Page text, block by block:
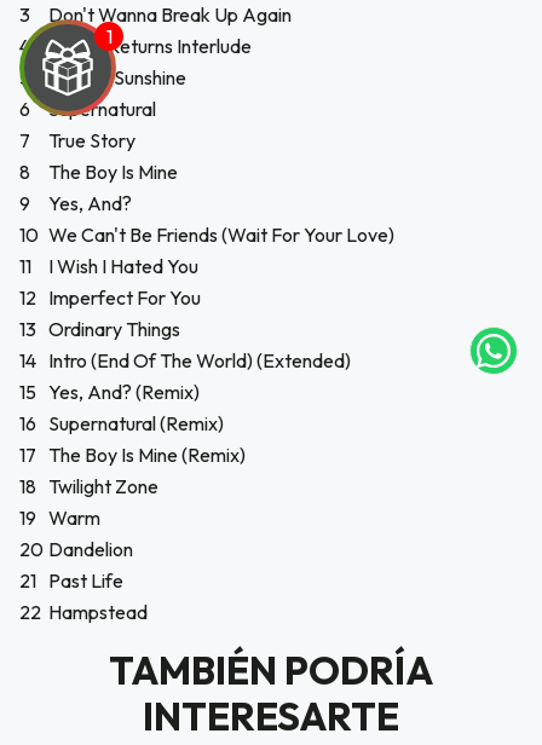
correo
web
3
Don't Wanna Break Up Again
4
Saturn Returns Interlude
5
Eternal Sunshine
6
Supernatural
7
True Story
8
The Boy Is Mine
9
Yes, And?
10 We Can't Be Friends (Wait For Your Love)
11
I Wish I Hated You
12 Imperfect For You
13 Ordinary Things
14 Intro (End Of The World) (Extended)
15 Yes, And? (Remix)
16 Supernatural (Remix)
17 The Boy Is Mine (Remix)
18 Twilight Zone
19 Warm
20 Dandelion
21 Past Life
22 Hampstead
TAMBIÉN PODRÍA
INTERESARTE